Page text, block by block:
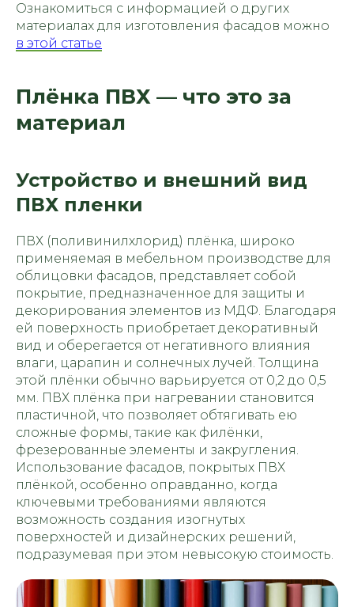
Ознакомиться с информацией о других
материалах для изготовления фасадов можно
в этой статье
Плёнка ПВХ — что это за
материал
Устройство и внешний вид
ПВХ пленки
ПВХ (поливинилхлорид) плёнка, широко
применяемая в мебельном производстве для
облицовки фасадов, представляет собой
покрытие, предназначенное для защиты и
декорирования элементов из МДФ. Благодаря
ей поверхность приобретает декоративный
вид и оберегается от негативного влияния
влаги, царапин и солнечных лучей. Толщина
этой плёнки обычно варьируется от 0,2 до 0,5
мм. ПВХ плёнка при нагревании становится
пластичной, что позволяет обтягивать ею
сложные формы, такие как филёнки,
фрезерованные элементы и закругления.
Использование фасадов, покрытых ПВХ
плёнкой, особенно оправданно, когда
ключевыми требованиями являются
возможность создания изогнутых
поверхностей и дизайнерских решений,
подразумевая при этом невысокую стоимость.